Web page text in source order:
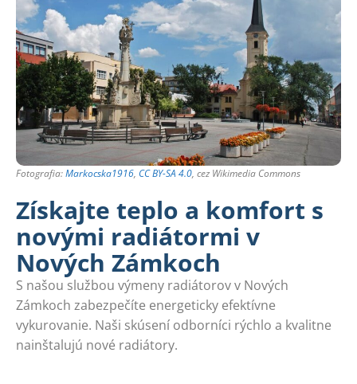
Fotografia:Markocska1916, CC BY-SA 4.0, cez Wikimedia Commons
Získajte teplo a komfort s
novými radiátormi v
Nových Zámkoch
S našou službou výmeny radiátorov v Nových
Zámkoch zabezpečíte energeticky efektívne
vykurovanie. Naši skúsení odborníci rýchlo a kvalitne
nainštalujú nové radiátory.